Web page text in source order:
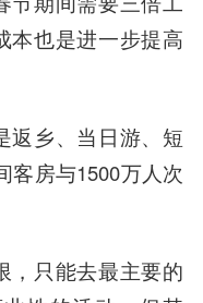
本也是进一步提高
返乡、当日游、短
客房与1500万人次
，只能去最主要的